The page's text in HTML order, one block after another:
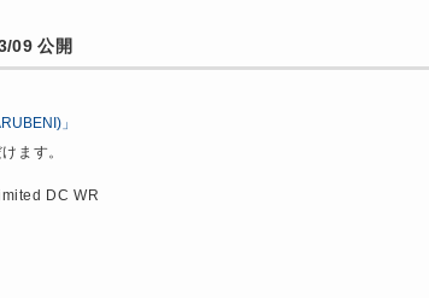
09 公開
」
ます。
DC WR